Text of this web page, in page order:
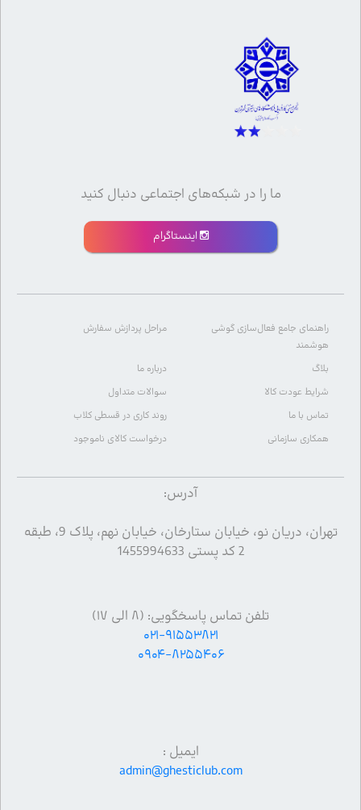
ما را در شبکه‌های اجتماعی دنبال کنید
اینستاگرام
راهنمای جامع فعال‌سازی گوشی
هوشمند
مراحل پردازش سفارش
بلاگ
درباره ما
شرایط عودت کالا
سوالات متداول
تماس با ما
روند کاری در قسطی کلاب
همکاری سازمانی
درخواست کالای ناموجود
آدرس:
تهران، دریان نو، خیابان ستارخان، خیابان نهم، پلاک 9، طبقه
2 کد پستی 1455994633
تلفن تماس پاسخگویی: (۸ الی ۱۷)
۰۲۱-۹۱۵۵۳۸۲۱
۰۹۰۴-۸۲۵۵۴۰۶
ایمیل :
admin@ghesticlub.com